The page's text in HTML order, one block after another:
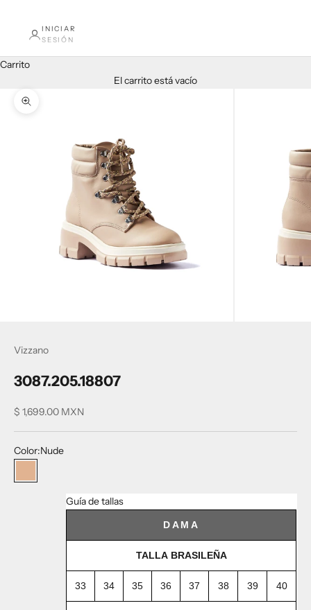
INICIAR
SESIÓN
Carrito
El carrito está vacío
Zoom
Vizzano
3087.205.18807
Precio de oferta
$ 1,699.00 MXN
Color:Nude
Nude
Guía de tallas
DAMA
TALLA BRASILEÑA
33 34 35 36 37 38 39 40